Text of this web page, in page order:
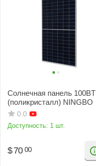
Солнечная панель 100BT
(поликристалл) NINGBO
0.0
Доступность: 1 шт.
$70 00